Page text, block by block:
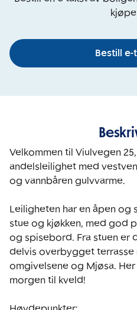
Bestill e-
Velkommen til Viulvegen
andelsleilighet med
og vannbåren gulvvarme.
Leiligheten har en åpen og
stue og kjøkken, med god
og spisebord. Fra stuen er
delvis overbygget terrasse
omgivelsene og Mjøsa.
morgen til kveld!